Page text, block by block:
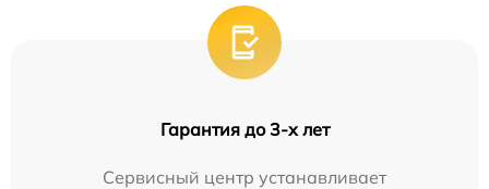
Гарантия до 3-х лет
Сервисный центр устанавливает